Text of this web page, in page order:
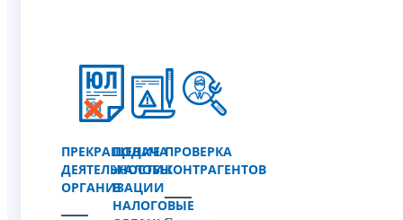
ПРЕКРАЩЕНИЕ
ДЕЯТЕЛЬНОСТИ
ОРГАНИЗАЦИИ
ПОДАЧА
ЖАЛОБЫ
В
НАЛОГОВЫЕ
ПРОВЕРКА
КОНТРАГЕНТОВ